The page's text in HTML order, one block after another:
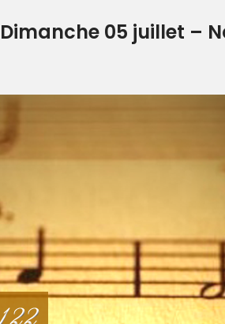
05 juillet –